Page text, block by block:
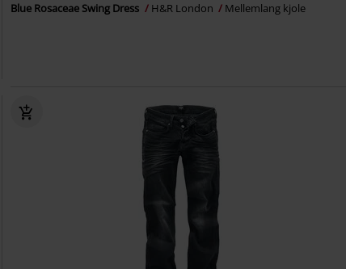
Blue Rosaceae Swing Dress H&R London Mellemlang kjole